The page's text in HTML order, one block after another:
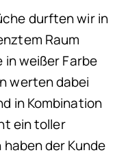
durften wir in
Raum
in weißer Farbe
werten dabei
in Kombination
ein toller
der Kunde